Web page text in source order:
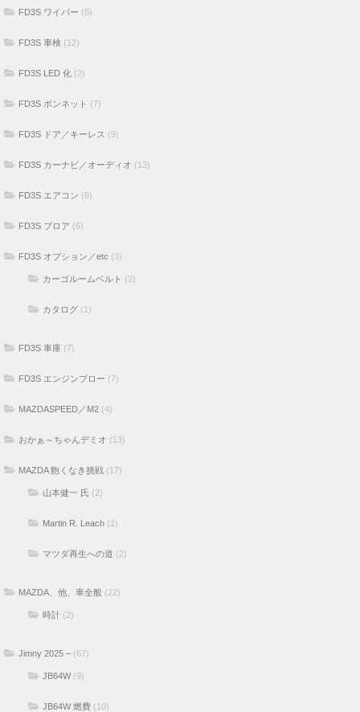
FD3S ワイパー (6)
FD3S 車検 (12)
FD3S LED 化 (2)
FD3S ボンネット (7)
FD3S ドア／キーレス (9)
FD3S カーナビ／オーディオ (13)
FD3S エアコン (6)
FD3S ブロア (6)
FD3S オプション／etc (3)
カーゴルームベルト (2)
カタログ (1)
FD3S 車庫 (7)
FD3S エンジンブロー (7)
MAZDASPEED／M2 (4)
おかぁ～ちゃんデミオ (13)
MAZDA 飽くなき挑戦 (17)
山本健一 氏 (2)
Martin R. Leach (1)
マツダ再生への道 (2)
MAZDA、他、車全般 (22)
時計 (2)
Jimny 2025 – (67)
JB64W(9)
JB64W 燃費 (10)